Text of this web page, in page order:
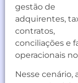
gestão de
adquirentes,
contratos,
conciliações e
operacionais
Nesse cenário,